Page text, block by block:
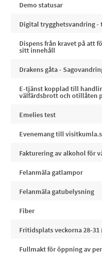
Demo statusar
Digital trygghetsvandring -
Dispens från kravet på att
sitt innehåll
Drakens gåta -
E-tjänst kopplad till
välfärdsbrott och otillåten
Emelies test
Evenemang till
Fakturering av alkohol för
Felanmäla gatlampor
Felanmäla gatubelysning
Fiber
Fritidsplats veckorna 28-
Fullmakt för öppning av